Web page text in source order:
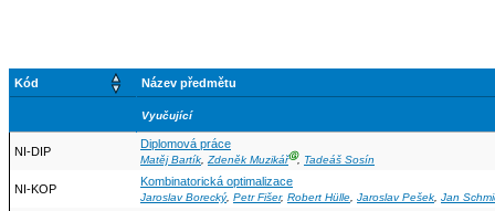
Kód Název předmětu
Vyučující
NI-DIP
Diplomová práce
Matěj Bartík,Zdeněk MuzikářⒼ, Tadeáš Sosín
NI-KOP
Kombinatorická optimalizace
Jaroslav Borecký, Petr Fišer, Robert Hülle, Jaroslav Pešek, Jan